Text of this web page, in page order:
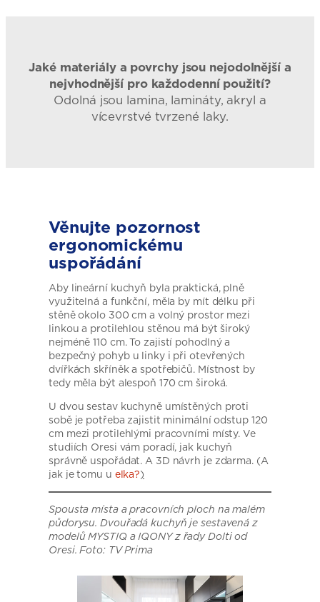
Jaké materiály a povrchy jsou nejodolnější a
nejvhodnější pro každodenní použití?
Odolná jsou lamina, lamináty, akryl a
vícevrstvé tvrzené laky.
Věnujte pozornost
ergonomickému
uspořádání
Aby lineární kuchyň byla praktická, plně
využitelná a funkční, měla by mít délku při
stěně okolo 300 cm a volný prostor mezi
linkou a protilehlou stěnou má být široký
nejméně 110 cm. To zajistí pohodlný a
bezpečný pohyb u linky i při otevřených
dvířkách skříněk a spotřebičů. Místnost by
tedy měla být alespoň 170 cm široká.
U dvou sestav kuchyně umístěných proti
sobě je potřeba zajistit minimální odstup 120
cm mezi protilehlými pracovními místy. Ve
studiích Oresi vám poradí, jak kuchyň
správně uspořádat. A 3D návrh je zdarma. (A
jak je tomu u elka?)
Spousta místa a pracovních ploch na malém
půdorysu. Dvouřadá kuchyň je sestavená z
modelů MYSTIQ a IQONY z řady Dolti od
Oresi. Foto: TV Prima